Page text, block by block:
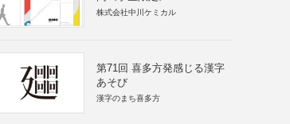
株式会社中川ケミカル
第71回 喜多方発感じる漢字
あそび
漢字のまち喜多方